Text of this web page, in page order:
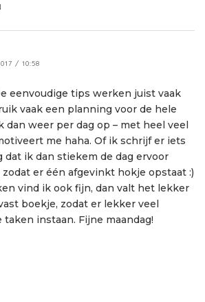
/ 10:58
eenvoudige tips werken juist vaak
vaak een planning voor de hele
dan weer per dag op – met heel veel
me haha. Of ik schrijf er iets
dat ik dan stiekem de dag ervoor
zodat er één afgevinkt hokje opstaat :)
vind ik ook fijn, dan valt het lekker
boekje, zodat er lekker veel
instaan. Fijne maandag!